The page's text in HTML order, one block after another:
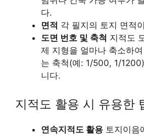
다.
면적 각 필지의 토지 면적
도면 번호 및 축척 지적도
제 지형을 얼마나 축소하
는 축척(예: 1/500, 1/
니다.
지적도 활용 시 유용한
연속지적도 활용 토지이음